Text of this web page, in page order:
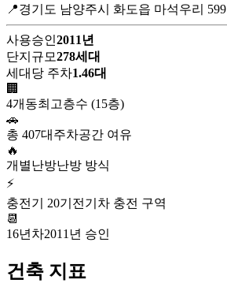
📍경기도 남양주시 화도읍 마석우리 599
사용승인2011년
단지규모278세대
세대당 주차1.46대
🏢
4개동최고층수 (15층)
🚗
총 407대 주차공간 여유
🔥
개별난방난방 방식
⚡
충전기 20기 전기차 충전 구역
📆
16년차2011년 승인
건축 지표